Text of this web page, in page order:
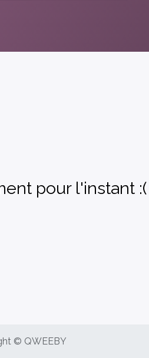
pour l'instant :(
© QWEEBY